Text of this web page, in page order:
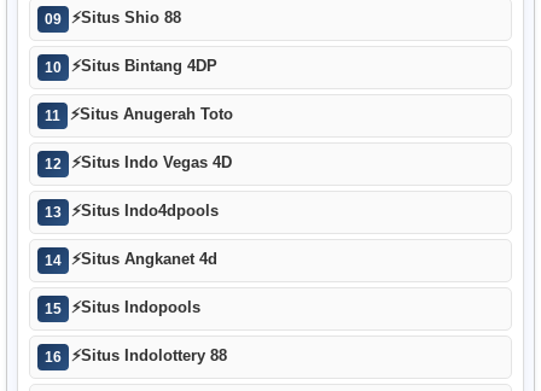
09 ⚡Situs Shio 88
10 ⚡Situs Bintang 4DP
11 ⚡Situs Anugerah Toto
12 ⚡Situs Indo Vegas 4D
13 ⚡Situs Indo4dpools
14 ⚡Situs Angkanet 4d
15 ⚡Situs Indopools
16 ⚡Situs Indolottery 88